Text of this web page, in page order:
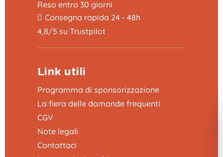
Reso entro 30 giorni
Consegna rapida 24 - 48h
4,8/5 su Trustpilot
Link utili
Programma di sponsorizzazione
La fiera delle domande frequenti
CGV
Note legali
Contattaci